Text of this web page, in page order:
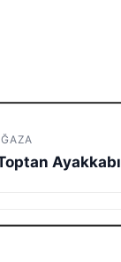
Ayakkabı